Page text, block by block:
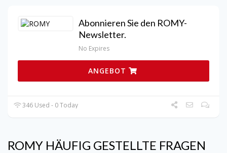
Abonnieren Sie den ROMY-
Newsletter.
No Expires
ANGEBOT
346 Used - 0 Today
ROMY HÄUFIG GESTELLTE FRAGEN